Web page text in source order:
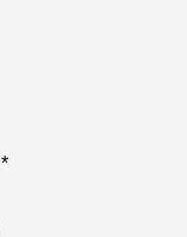
*Obligatorio